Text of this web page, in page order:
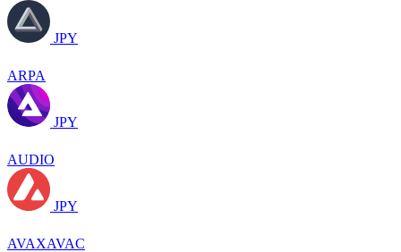
JPY
ARPA
JPY
AUDIO
JPY
AVAXAVAC